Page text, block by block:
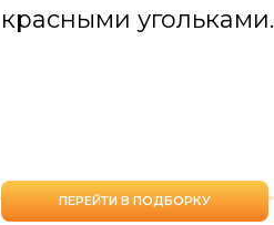
красными угольками.
ПЕРЕЙТИ В ПОДБОРКУ